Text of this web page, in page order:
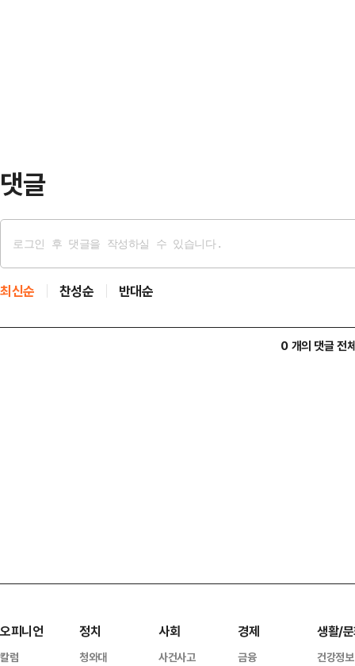
댓글
최신순 찬성순 반대순
0 개의 댓글 전
오피니언
칼럼
정치
청와대
사회
사건사고
경제
금융
생활/
건강정보